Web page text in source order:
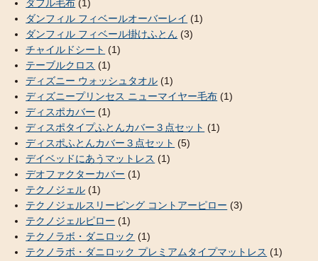
ダフル毛布 (1)
ダンフィル フィベールオーバーレイ (1)
ダンフィル フィベール掛けふとん (3)
チャイルドシート (1)
テーブルクロス (1)
ディズニー ウォッシュタオル (1)
ディズニープリンセス ニューマイヤー毛布 (1)
ディスポカバー (1)
ディスポタイプふとんカバー３点セット (1)
ディスポふとんカバー３点セット (5)
デイベッドにあうマットレス (1)
デオファクターカバー (1)
テクノジェル (1)
テクノジェルスリーピング コントアーピロー (3)
テクノジェルピロー (1)
テクノラボ・ダニロック (1)
テクノラボ・ダニロック プレミアムタイプマットレス (1)